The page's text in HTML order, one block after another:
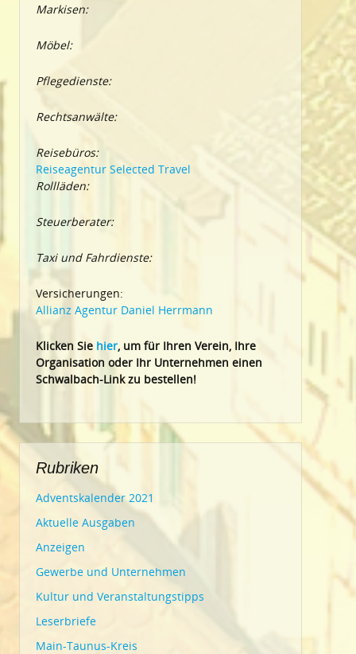
Markisen:
Möbel:
Pflegedienste:
Rechtsanwälte:
Reisebüros:
Reiseagentur Selected Travel
Rollläden:
Steuerberater:
Taxi und Fahrdienste:
Versicherungen:
Allianz Agentur Daniel Herrmann
Klicken Sie hier, um für Ihren Verein, Ihre
Organisation oder Ihr Unternehmen einen
Schwalbach-Link zu bestellen!
Rubriken
Adventskalender 2021
Aktuelle Ausgaben
Anzeigen
Gewerbe und Unternehmen
Kultur und Veranstaltungstipps
Leserbriefe
Main-Taunus-Kreis